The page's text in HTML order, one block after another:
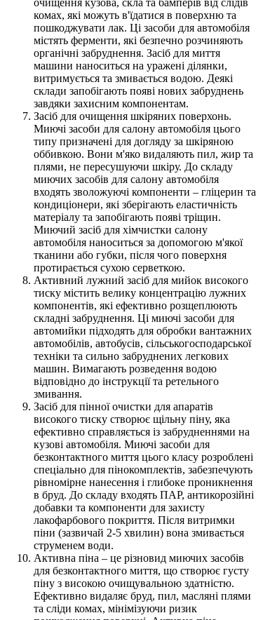
очищення кузова, скла та бамперів від слідів
комах, які можуть в'їдатися в поверхню та
пошкоджувати лак. Ці засоби для автомобіля
містять ферменти, які безпечно розчиняють
органічні забруднення. Засіб для миття
машини наноситься на уражені ділянки,
витримується та змивається водою. Деякі
склади запобігають появі нових забруднень
завдяки захисним компонентам.
Засіб для очищення шкіряних поверхонь.
Миючі засоби для салону автомобіля цього
типу призначені для догляду за шкіряною
оббивкою. Вони м'яко видаляють пил, жир та
плями, не пересушуючи шкіру. До складу
миючих засобів для салону автомобіля
входять зволожуючі компоненти – гліцерин та
кондиціонери, які зберігають еластичність
матеріалу та запобігають появі тріщин.
Миючий засіб для хімчистки салону
автомобіля наноситься за допомогою м'якої
тканини або губки, після чого поверхня
протирається сухою серветкою.
Активний лужний засіб для мийок високого
тиску містить велику концентрацію лужних
компонентів, які ефективно розщеплюють
складні забруднення. Ці миючі засоби для
автомийки підходять для обробки вантажних
автомобілів, автобусів, сільськогосподарської
техніки та сильно забруднених легкових
машин. Вимагають розведення водою
відповідно до інструкції та ретельного
змивання.
Засіб для пінної очистки для апаратів
високого тиску створює щільну піну, яка
ефективно справляється із забрудненнями на
кузові автомобіля. Миючі засоби для
безконтактного миття цього класу розроблені
спеціально для пінокомплектів, забезпечують
рівномірне нанесення і глибоке проникнення
в бруд. До складу входять ПАР, антикорозійні
добавки та компоненти для захисту
лакофарбового покриття. Після витримки
піни (зазвичай 2-5 хвилин) вона змивається
струменем води.
Активна піна – це різновид миючих засобів
для безконтактного миття, що створює густу
піну з високою очищувальною здатністю.
Ефективно видаляє бруд, пил, масляні плями
та сліди комах, мінімізуючи ризик